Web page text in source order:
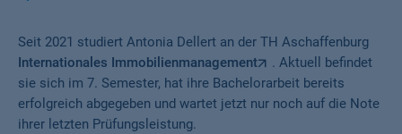
Seit 2021 studiert Antonia Dellert an der TH Aschaffenburg
Internationales Immobilienmanagement
. Aktuell befindet
sie sich im 7. Semester, hat ihre Bachelorarbeit bereits
erfolgreich abgegeben und wartet jetzt nur noch auf die Note
ihrer letzten Prüfungsleistung.